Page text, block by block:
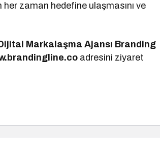
her zaman hedefine ulaşmasını ve
Markalaşma Ajansı Branding
adresini ziyaret